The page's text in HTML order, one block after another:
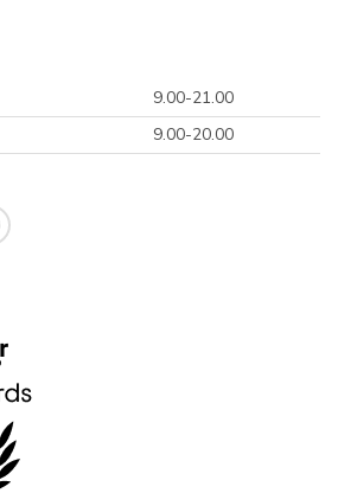
9.00-21.00
9.00-20.00